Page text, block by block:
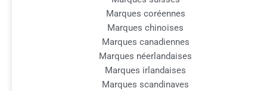
Marques coréennes
Marques chinoises
Marques canadiennes
Marques néerlandaises
Marques irlandaises
Marques scandinaves